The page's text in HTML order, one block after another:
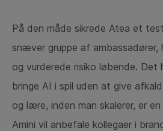
På den måde sikrede Atea et
snæver gruppe af ambassadører,
og vurderede risiko løbende. Det
bringe AI i spil uden at give
og lære, inden man skalerer, er
Amini vil anbefale kollegaer i